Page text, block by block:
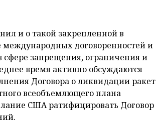
и о такой закрепленной в
договоренностей и
запрещения, ограничения и
время активно обсуждаются
Договора о ликвидации ракет
всеобъемлющего плана
США ратифицировать Договор